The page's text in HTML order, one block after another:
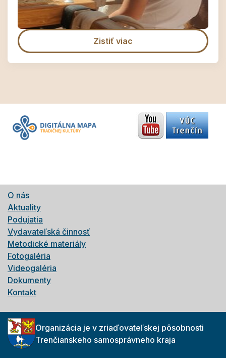
Zistiť viac
O nás
Aktuality
Podujatia
Vydavateľská činnosť
Metodické materiály
Fotogaléria
Videogaléria
Dokumenty
Kontakt
Organizácia je v zriaďovateľskej pôsobnosti
Trenčianskeho samosprávneho kraja